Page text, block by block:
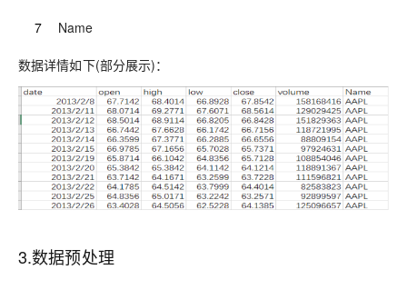
7 Name
数据详情如下(部分展示)：
3.数据预处理